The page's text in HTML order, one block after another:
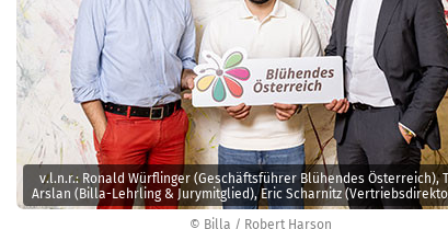
© Billa / Robert Harson
v.l.n.r.: Ronald Würflinger (Geschäftsführer Blühendes Österreich),
Arslan (Billa-Lehrling & Jurymitglied), Eric Scharnitz